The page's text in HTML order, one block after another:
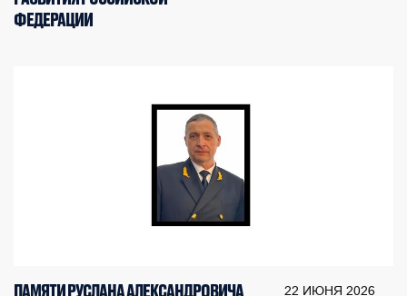
ФЕДЕРАЦИИ
ПАМЯТИ РУСЛАНА АЛЕКСАНДРОВИЧА 22 ИЮНЯ 2026